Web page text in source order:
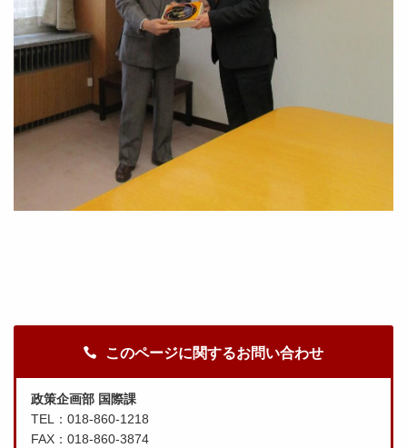
このページに関するお問い合わせ
政策企画部 国際課
TEL：018-860-1218
FAX：018-860-3874